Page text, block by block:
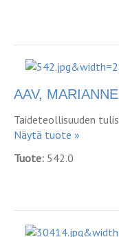
AAV,
Taideteollisuuden
Näytä tuote »
Tuote: 542.0